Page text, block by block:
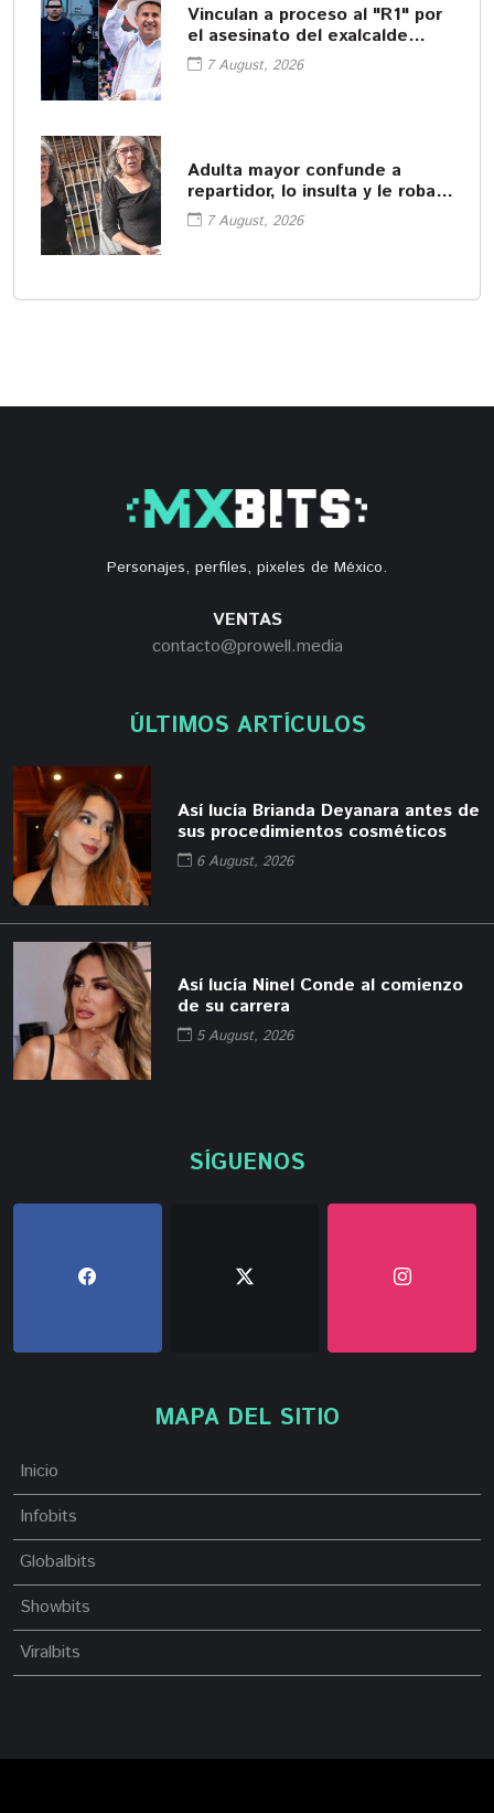
Vinculan a proceso al "R1" por
el asesinato del exalcalde
Carlos Manzo
7 August, 2026
Adulta mayor confunde a
repartidor, lo insulta y le roba
su celular
7 August, 2026
Personajes, perfiles, pixeles de México.
VENTAS
contacto@prowell.media
ÚLTIMOS ARTÍCULOS
Así lucía Brianda Deyanara antes de
sus procedimientos cosméticos
6 August, 2026
Así lucía Ninel Conde al comienzo
de su carrera
5 August, 2026
SÍGUENOS
MAPA DEL SITIO
Inicio
Infobits
Globalbits
Showbits
Viralbits